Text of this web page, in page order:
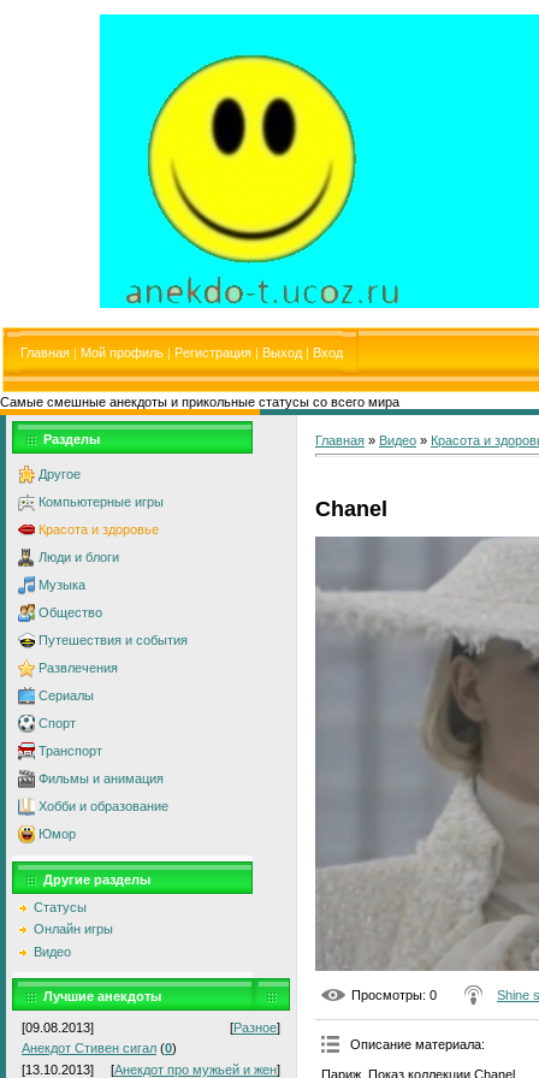
Главная | Мой профиль | Регистрация | Выход | Вход
Самые смешные анекдоты и прикольные статусы со всего мира
Разделы
Другое
Компьютерные игры
Красота и здоровье
Люди и блоги
Музыка
Общество
Путешествия и события
Развлечения
Сериалы
Спорт
Транспорт
Фильмы и анимация
Хобби и образование
Юмор
Другие разделы
Статусы
Онлайн игры
Видео
Лучшие анекдоты
[09.08.2013] [Разное]
Анекдот Стивен сигал (0)
[13.10.2013]
[Анекдот про мужьей и жен]
Главная » Видео » Красота и
Chanel
Просмотры: 0 Shine
Описание материала:
Париж. Показ коллекции Chanel.